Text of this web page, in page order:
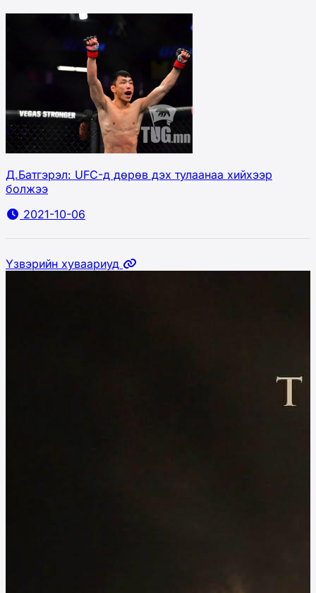
Д.Батгэрэл: UFC-д дөрөв дэх тулаанаа хийхээр
болжээ
2021-10-06
Үзвэрийн хуваариуд